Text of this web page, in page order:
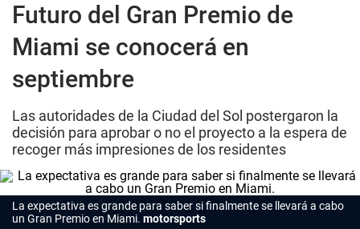
Futuro del Gran Premio de
Miami se conocerá en
septiembre
Las autoridades de la Ciudad del Sol postergaron la
decisión para aprobar o no el proyecto a la espera de
recoger más impresiones de los residentes
La expectativa es grande para saber si finalmente se llevará a cabo
un Gran Premio en Miami. motorsports